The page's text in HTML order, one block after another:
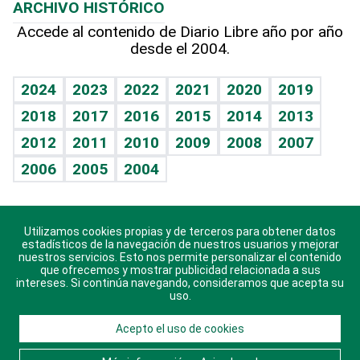
Hablando con el pediatra
Vida y familia
Eñe
Celebrando la vida
Sin complejos
En pocas palabras
Escuchando al corazón
Economía Personal
Línea de hit
TBT Deportivo
Más firmas
Hecho en casa
Guía del dinero
Cumpleaños
Horóscopos
Crucigramas
ARCHIVO HISTÓRICO
Accede al contenido de Diario Libre año por año
desde el 2004.
2024 2023 2022 2021 2020
2019
2018
2017 2016 2015 2014
2013
2012
2011 2010 2009 2008
2007
2006
2005 2004
Descarga nuestras aplicaciones para Android, iOS y
sistema Huawei.
© 2021 Diario Libre, todos los derechos reservados.
Utilizamos cookies propias y de terceros para obtener datos
estadísticos de la navegación de nuestros usuarios y mejorar
nuestros servicios. Esto nos permite personalizar el contenido
que ofrecemos y mostrar publicidad relacionada a sus
intereses. Si continúa navegando, consideramos que acepta su
uso.
Acepto el uso de cookies